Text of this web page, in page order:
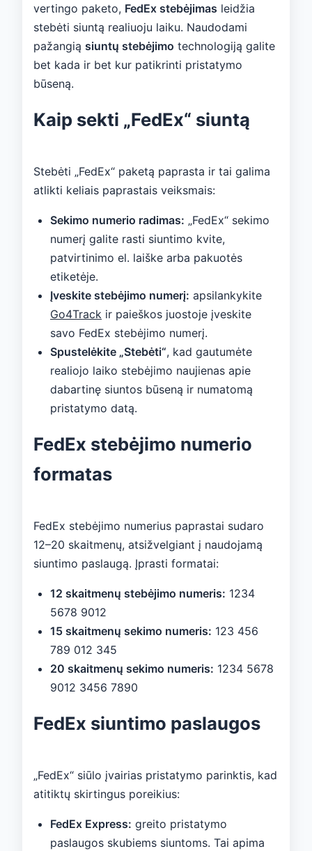
vertingo paketo, FedEx stebėjimas leidžia
stebėti siuntą realiuoju laiku. Naudodami
pažangią siuntų stebėjimo technologiją galite
bet kada ir bet kur patikrinti pristatymo
būseną.
Kaip sekti „FedEx“ siuntą
Stebėti „FedEx“ paketą paprasta ir tai galima
atlikti keliais paprastais veiksmais:
Sekimo numerio radimas: „FedEx“ sekimo
numerį galite rasti siuntimo kvite,
patvirtinimo el. laiške arba pakuotės
etiketėje.
Įveskite stebėjimo numerį: apsilankykite
Go4Track ir paieškos juostoje įveskite
savo FedEx stebėjimo numerį.
Spustelėkite „Stebėti“, kad gautumėte
realiojo laiko stebėjimo naujienas apie
dabartinę siuntos būseną ir numatomą
pristatymo datą.
FedEx stebėjimo numerio
formatas
FedEx stebėjimo numerius paprastai sudaro
12–20 skaitmenų, atsižvelgiant į naudojamą
siuntimo paslaugą. Įprasti formatai:
12 skaitmenų stebėjimo numeris: 1234
5678 9012
15 skaitmenų sekimo numeris: 123 456
789 012 345
20 skaitmenų sekimo numeris: 1234 5678
9012 3456 7890
FedEx siuntimo paslaugos
„FedEx“ siūlo įvairias pristatymo parinktis, kad
atitiktų skirtingus poreikius:
FedEx Express: greito pristatymo
paslaugos skubiems siuntoms. Tai apima